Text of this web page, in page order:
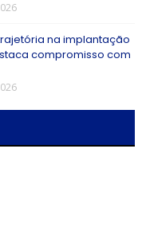
na implantação
compromisso com